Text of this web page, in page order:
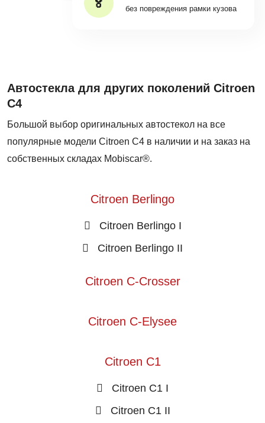
без повреждения рамки кузова
Автостекла для других поколений Citroen
C4
Большой выбор оригинальных автостекол на все
популярные модели Citroen C4 в наличии и на заказ на
собственных складах Mobiscar®.
Citroen Berlingo
Citroen Berlingo I
Citroen Berlingo II
Citroen C-Crosser
Citroen C-Elysee
Citroen C1
Citroen C1 I
Citroen C1 II